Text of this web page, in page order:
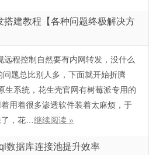
搭建教程【各种问题终极解决方
程控制自然要有内网转发，没什么
题总比别人多，下面就开始折腾
生系统，花生壳官网有树莓派专用的
用着很多渗透软件装着太麻烦，于
，花… 继续阅读 »
数据库连接池提升效率